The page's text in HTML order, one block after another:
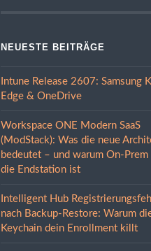
NEUESTE BEITRÄGE
Intune Release 2607: Samsung
Edge & OneDrive
Workspace ONE Modern SaaS
(ModStack): Was die neue
bedeutet – und warum On-
die Endstation ist
Intelligent Hub
nach Backup-Restore: Warum
Keychain dein Enrollment killt